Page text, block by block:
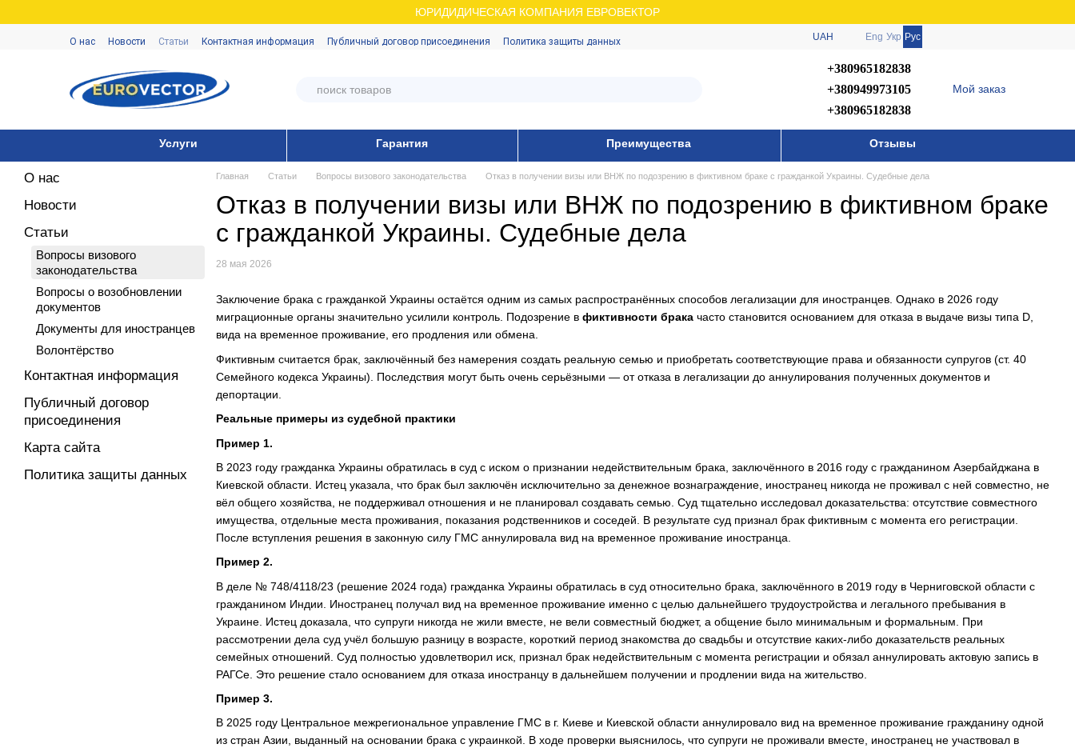
ЮРИДИДИЧЕСКАЯ КОМПАНИЯ ЕВРОВЕКТОР
О нас Новости Статьи Контактная информация Публичный договор присоединения Политика защиты данных UAH Eng Укр Рус
+380965182838
+380949973105
+380965182838
Мой заказ
Услуги Гарантия Преимущества Отзывы
Главная Статьи Вопросы визового законодательства Отказ в получении визы или ВНЖ по подозрению в фиктивном браке с гражданкой Украины. Судебные дела
Отказ в получении визы или ВНЖ по подозрению в фиктивном браке
с гражданкой Украины. Судебные дела
28 мая 2026
Заключение брака с гражданкой Украины остаётся одним из самых распространённых способов легализации для иностранцев. Однако в 2026 году
миграционные органы значительно усилили контроль. Подозрение в фиктивности брака часто становится основанием для отказа в выдаче визы типа D,
вида на временное проживание, его продления или обмена.
Фиктивным считается брак, заключённый без намерения создать реальную семью и приобретать соответствующие права и обязанности супругов (ст. 40
Семейного кодекса Украины). Последствия могут быть очень серьёзными — от отказа в легализации до аннулирования полученных документов и
депортации.
Реальные примеры из судебной практики
Пример 1.
В 2023 году гражданка Украины обратилась в суд с иском о признании недействительным брака, заключённого в 2016 году с гражданином Азербайджана в
Киевской области. Истец указала, что брак был заключён исключительно за денежное вознаграждение, иностранец никогда не проживал с ней совместно, не
вёл общего хозяйства, не поддерживал отношения и не планировал создавать семью. Суд тщательно исследовал доказательства: отсутствие совместного
имущества, отдельные места проживания, показания родственников и соседей. В результате суд признал брак фиктивным с момента его регистрации.
После вступления решения в законную силу ГМС аннулировала вид на временное проживание иностранца.
Пример 2.
В деле № 748/4118/23 (решение 2024 года) гражданка Украины обратилась в суд относительно брака, заключённого в 2019 году в Черниговской области с
гражданином Индии. Иностранец получал вид на временное проживание именно с целью дальнейшего трудоустройства и легального пребывания в
Украине. Истец доказала, что супруги никогда не жили вместе, не вели совместный бюджет, а общение было минимальным и формальным. При
рассмотрении дела суд учёл большую разницу в возрасте, короткий период знакомства до свадьбы и отсутствие каких-либо доказательств реальных
семейных отношений. Суд полностью удовлетворил иск, признал брак недействительным с момента регистрации и обязал аннулировать актовую запись в
РАГСе. Это решение стало основанием для отказа иностранцу в дальнейшем получении и продлении вида на жительство.
Пример 3.
В 2025 году Центральное межрегиональное управление ГМС в г. Киеве и Киевской области аннулировало вид на временное проживание гражданину одной
из стран Азии, выданный на основании брака с украинкой. В ходе проверки выяснилось, что супруги не проживали вместе, иностранец не участвовал в
О нас
Новости
Статьи
Вопросы визового
законодательства
Вопросы о возобновлении
документов
Документы для иностранцев
Волонтёрство
Контактная информация
Публичный договор
присоединения
Карта сайта
Политика защиты данных